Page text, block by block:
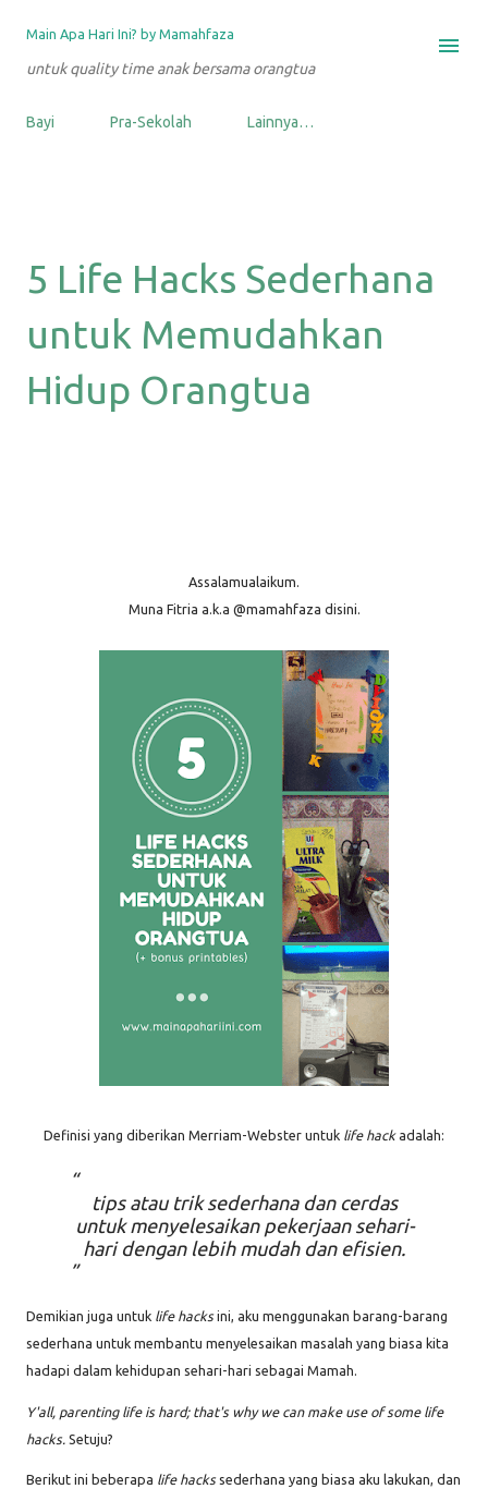
Langsung ke konten utama
Main Apa Hari Ini? by Mamahfaza
untuk quality time anak bersama orangtua
Bayi Pra-Sekolah Lainnya…
5 Life Hacks Sederhana
untuk Memudahkan
Hidup Orangtua
Assalamualaikum.
Muna Fitria a.k.a @mamahfaza disini.
Definisi yang diberikan Merriam-Webster untuk life hackadalah:
tips atau trik sederhana dan cerdas
untuk menyelesaikan pekerjaan sehari-
hari dengan lebih mudah dan efisien.
Demikian juga untuk life hacksini, aku menggunakan barang-barang
sederhana untuk membantu menyelesaikan masalah yang biasa kita
hadapi dalam kehidupan sehari-hari sebagai Mamah.
Y'all, parenting life is hard; that's why we can make use of some life
hacks. Setuju?
Berikut ini beberapa life hackssederhana yang biasa aku lakukan, dan